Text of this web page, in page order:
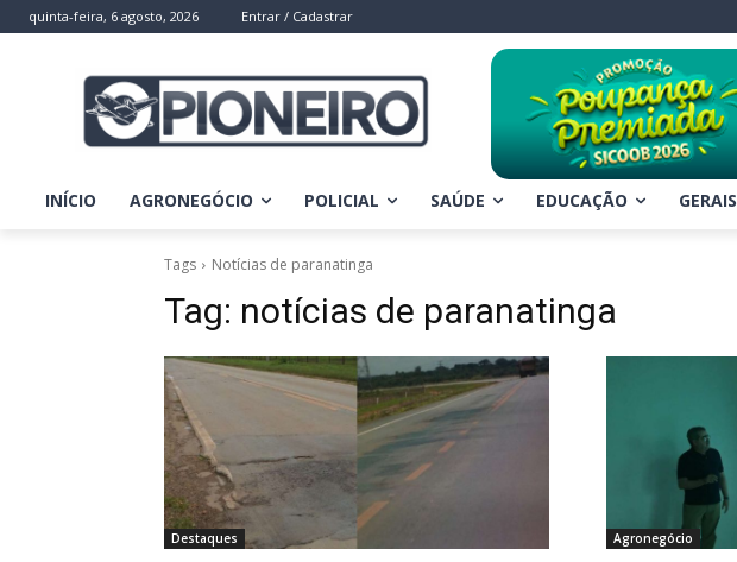
quinta-feira, 6 agosto, 2026 Entrar / Cadastrar
INÍCIO AGRONEGÓCIO POLICIAL SAÚDE EDUCAÇÃO GERAIS
Tags Notícias de paranatinga
Tag: notícias de paranatinga
Destaques Agronegócio